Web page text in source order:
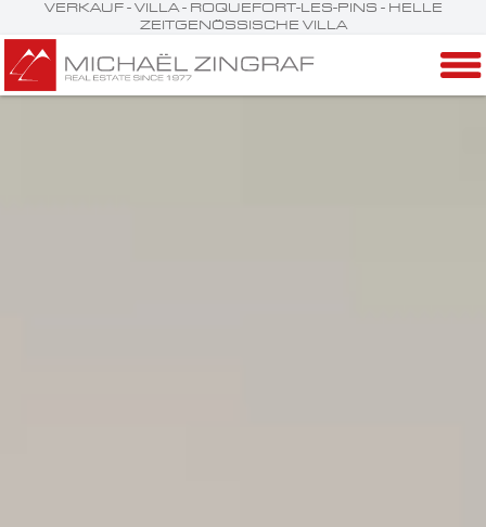
VERKAUF - VILLA - ROQUEFORT-LES-PINS - HELLE
ZEITGENÖSSISCHE VILLA